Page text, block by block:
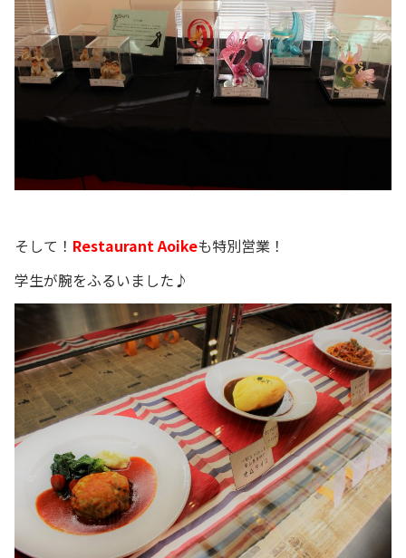
そして！ Restaurant Aoikeも特別営業！
学生が腕をふるいました♪